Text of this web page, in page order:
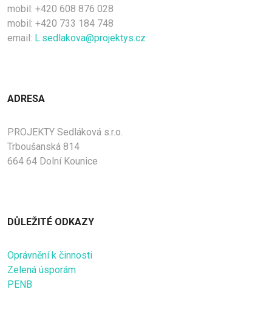
mobil: +420 608 876 028
mobil: +420 733 184 748
email: L.sedlakova@projektys.cz
ADRESA
PROJEKTY Sedláková s.r.o.
Trboušanská 814
664 64 Dolní Kounice
DŮLEŽITÉ ODKAZY
Oprávnění k činnosti
Zelená úsporám
PENB